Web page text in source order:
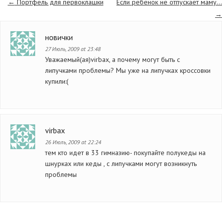
← Портфель для первоклашки
Если ребенок не отпускает маму…
→
новички
27 Июль, 2009 at 23:48
Уважаемый(ая)virbax, а почему могут быть с
липучками проблемы? Мы уже на липучках кроссовки
купили:(
virbax
26 Июль, 2009 at 22:24
тем кто идет в 33 гимназию- покупайте полукеды на
шнурках или кеды , с липучками могут возникнуть
проблемы